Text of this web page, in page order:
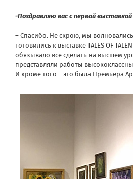
-Поздравляю вас с первой
– Спасибо. Не скрою, мы
готовились к выставке TALES OF
обязывало все сделать на высшем
представляли работы
И кроме того – это была Премьера